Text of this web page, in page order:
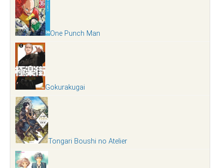
One Punch Man
Gokurakugai
Tongari Boushi no Atelier